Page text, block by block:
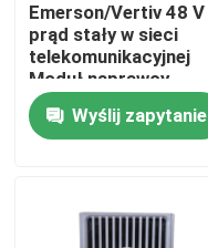
Dom
Emerson/Vertiv 48 V
prąd stały w sieci
telekomunikacyjnej
Moduł naprawcy
zasilania R48-
4300E3A R48-
Wyślij zapytanie